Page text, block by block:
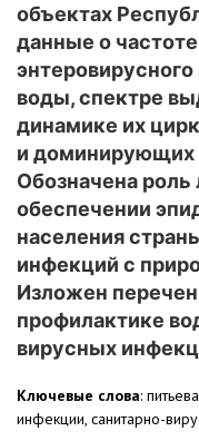
объектах
данные о
энтеровирусного
воды, спектре
динамике их
и доминирующих
Обозначена роль
обеспечении
населения
инфекций с
Изложен
профилактике
вирусных
Ключевые слова:
инфекции, санитарно-